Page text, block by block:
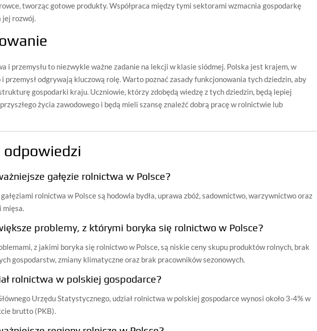
tworząc gotowe produkty. Współpraca między tymi sektorami wzmacnia gospodarkę
jej rozwój.
i przemysłu to niezwykle ważne zadanie na lekcji w klasie siódmej. Polska jest krajem, w
przemysł odgrywają kluczową rolę. Warto poznać zasady funkcjonowania tych dziedzin, aby
gospodarki kraju. Uczniowie, którzy zdobędą wiedzę z tych dziedzin, będą lepiej
życia zawodowego i będą mieli szansę znaleźć dobrą pracę w rolnictwie lub
odpowiedzi
gałęzie rolnictwa w Polsce?
rolnictwa w Polsce są hodowla bydła, uprawa zbóż, sadownictwo, warzywnictwo oraz
mięsa.
problemy, z którymi boryka się rolnictwo w Polsce?
z jakimi boryka się rolnictwo w Polsce, są niskie ceny skupu produktów rolnych, brak
gospodarstw, zmiany klimatyczne oraz brak pracowników sezonowych.
rolnictwa w polskiej gospodarce?
Urzędu Statystycznego, udział rolnictwa w polskiej gospodarce wynosi około 3-4% w
brutto (PKB).